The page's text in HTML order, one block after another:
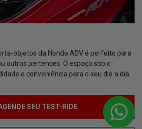
objetos da Honda ADV é perfeito para
outros pertences. O espaço sob o
e conveniência para o seu dia a dia.
SEU TEST-RIDE